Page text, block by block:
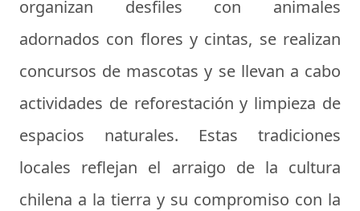
organizan desfiles con animales
adornados con flores y cintas, se realizan
concursos de mascotas y se llevan a cabo
actividades de reforestación y limpieza de
espacios naturales. Estas tradiciones
locales reflejan el arraigo de la cultura
chilena a la tierra y su compromiso con la